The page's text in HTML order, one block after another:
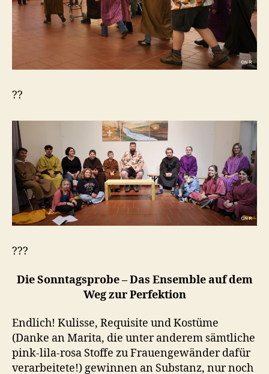
??
???
Die Sonntagsprobe – Das Ensemble auf dem
Weg zur Perfektion
Endlich! Kulisse, Requisite und Kostüme
(Danke an Marita, die unter anderem sämtliche
pink-lila-rosa Stoffe zu Frauengewänder dafür
verarbeitete!) gewinnen an Substanz, nur noch